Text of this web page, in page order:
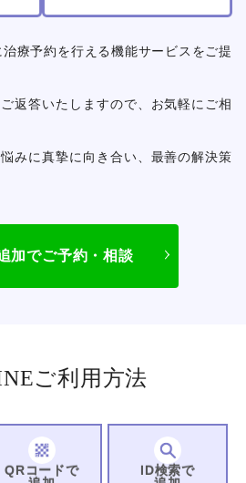
療予約を行える機能サービスをご提
返答いたしますので、お気軽にご相
みに真摯に向き合い、最善の解決策
加でご予約・相談
ご利用方法
QRコードで
ID検索で